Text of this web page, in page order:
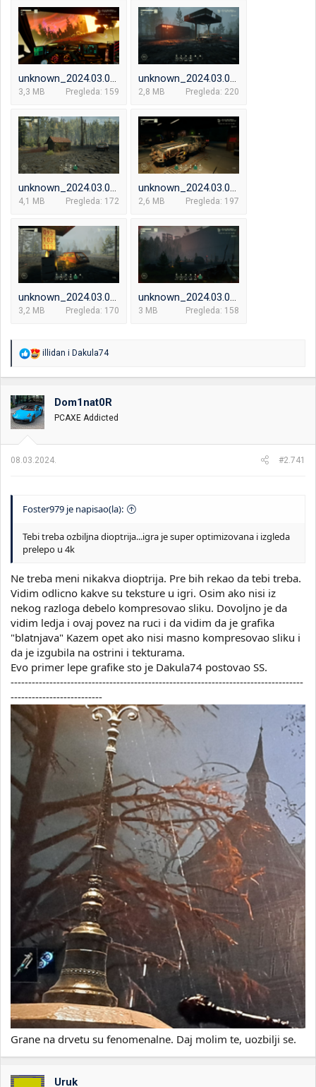
unknown_2024.03.07-22.33.png
3,3 MB Pregleda: 159
unknown_2024.03.07-14.27.png
2,8 MB Pregleda: 220
unknown_2024.03.03-16.51_1.png
4,1 MB Pregleda: 172
unknown_2024.03.07-16.39.png
2,6 MB Pregleda: 197
unknown_2024.03.07-14.19.png
3,2 MB Pregleda: 170
unknown_2024.03.07-22.05_1.png
3 MB Pregleda: 158
R
a
o
v
a
n
j
:
illidan i Dakula74
Dom1nat0R
PCAXE Addicted
08.03.2024. #2.741
Foster979 je napisao(la):
Tebi treba ozbiljna dioptrija...igra je super optimizovana i izgleda
prelepo u 4k
Ne treba meni nikakva dioptrija. Pre bih rekao da tebi treba.
Vidim odlicno kakve su teksture u igri. Osim ako nisi iz
nekog razloga debelo kompresovao sliku. Dovoljno je da
vidim ledja i ovaj povez na ruci i da vidim da je grafika
"blatnjava" Kazem opet ako nisi masno kompresovao sliku i
da je izgubila na ostrini i tekturama.
Evo primer lepe grafike sto je Dakula74 postovao SS.
-----------------------------------------------------------------------------------
--------------------------
Grane na drvetu su fenomenalne. Daj molim te, uozbilji se.
Uruk